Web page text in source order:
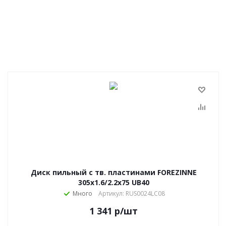
Диск пильный с тв. пластинами FOREZINNE
305х1.6/2.2х75 UB40
Много Артикул: RUS0024LC08
1 341 р/шт